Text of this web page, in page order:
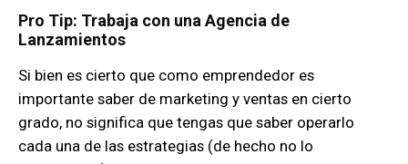
Pro Tip: Trabaja con una Agencia de
Lanzamientos
Si bien es cierto que como emprendedor es
importante saber de marketing y ventas en cierto
grado, no significa que tengas que saber operarlo
cada una de las estrategias (de hecho no lo